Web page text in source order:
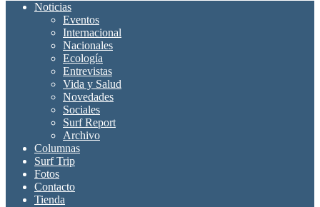
Noticias
Eventos
Internacional
Nacionales
Ecología
Entrevistas
Vida y Salud
Novedades
Sociales
Surf Report
Archivo
Columnas
Surf Trip
Fotos
Contacto
Tienda